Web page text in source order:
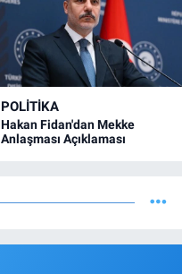
POLİTİKA
Hakan Fidan'dan Mekke
Anlaşması Açıklaması